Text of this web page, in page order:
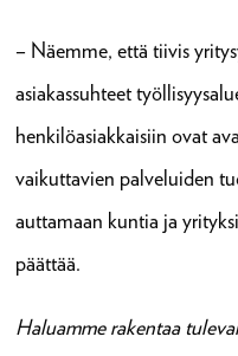
– Näemme, että tiivis
asiakassuhteet
henkilöasiakkaisiin ovat
vaikuttavien palveluiden
auttamaan kuntia ja
päättää.
Haluamme rakentaa